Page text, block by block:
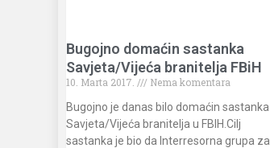
Bugojno domaćin sastanka
Savjeta/Vijeća branitelja FBiH
10. Marta 2017.
Nema komentara
Bugojno je danas bilo domaćin sastanka
Savjeta/Vijeća branitelja u FBIH.Cilj
sastanka je bio da Interresorna grupa za